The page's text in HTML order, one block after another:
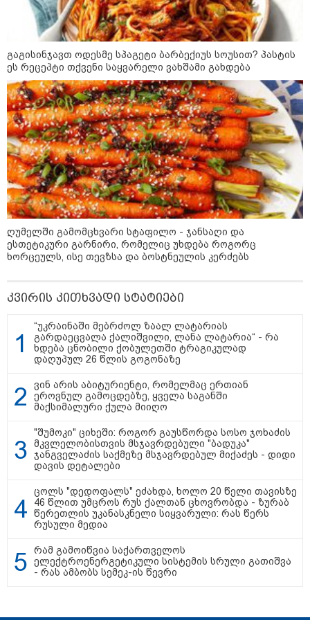
ომის 18 წლისთავთან
დაკავშირებით ერთობლივ
განცხადებას ავრცელებენ
22:35 / 06-08-2026
"კიდევ ერთხელ მოვუწოდებ
საქართველოს მთავრობას, მისი
დაუყოვნებლივი და უპირობო
გათავისუფლებისკენ" - რას
წერს ეუთო-ს წარმომადგენელი
მზია ამაღლობელზე?
კატეგორიის ყველა სიახლე
აგვისტოს ომში, გორში
მთავარ კოშმარად იქცა
კრეისერ "ედინბურგის" საიდუმლო:
როგორ იპოვეს 40 წლის შემდეგ 5
ტონა "სტალინის ოქრო"
სკანდალური საჩუქარი პუტინს და
რუსეთის პრეზიდენტის მუქარა,
რომელიც 6 წლის შემდეგ
რატომ ჩაბნელდა საქართველო
მესამედ: საბოტაჟი, ტექნიკური
სანდრო თვალჭრელიძის ანალიზი
გაგისინჯავთ ოდესმე სპაგეტი ბარბექიუს სოუსით? პასტის
ეს რეცეპტი თქვენი საყვარელი ვახშამი გახდება
ღუმელში გამომცხვარი სტაფილო - ჯანსაღი და
ესთეტიკური გარნირი, რომელიც უხდება როგორც
ხორცეულს, ისე თევზსა და ბოსტნეულის კერძებს
კვირის კითხვადი სტატიები
“უკრაინაში მებრძოლ ზაალ ლატარიას
გარდაეცვალა ქალიშვილი, ლანა ლატარია“ - რა
ხდება ცნობილი ქობულეთში ტრაგიკულად
დაღუპულ 26 წლის გოგონაზე
ვინ არის აბიტურიენტი, რომელმაც ერთიან
ეროვნულ გამოცდებზე, ყველა საგანში
მაქსიმალური ქულა მიიღო
"შუმოკი" ციხეში: როგორ გაუსწორდა სოსო ჯოხაძის
მკვლელობისთვის მსჯავრდებული "ბადუკა"
ჯანგველაძის საქმეზე მსჯავრდებულ მიქაძეს - დიდი
დავის დეტალები
ცოლს "დედოფალს" ეძახდა, ხოლო 20 წელი თავისზე
46 წლით უმცროს რუს ქალთან ცხოვრობდა - ზურაბ
წერეთლის უკანასკნელი სიყვარული: რას წერს
რუსული მედია
რამ გამოიწვია საქართველოს
ელექტროენერგეტიკული სისტემის სრული გათიშვა
- რას ამბობს სემეკ-ის წევრი